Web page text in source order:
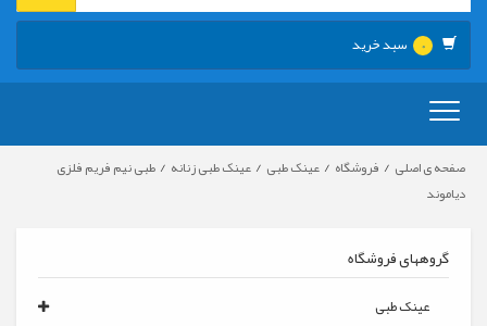
0 سبد خرید
تعویض
ناوبری
صفحه ی اصلی / فروشگاه / عینک طبی / عینک طبی زنانه / طبی نیم فریم فلزی
دیاموند
گروههای فروشگاه
عینک طبی